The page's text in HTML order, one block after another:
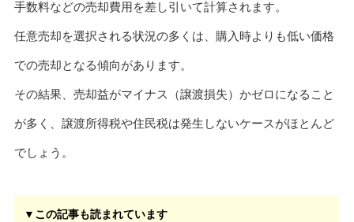
手数料などの売却費用を差し引いて計算されます。
任意売却を選択される状況の多くは、購入時よりも低い価格
での売却となる傾向があります。
その結果、売却益がマイナス（譲渡損失）かゼロになること
が多く、譲渡所得税や住民税は発生しないケースがほとんど
でしょう。
▼この記事も読まれています